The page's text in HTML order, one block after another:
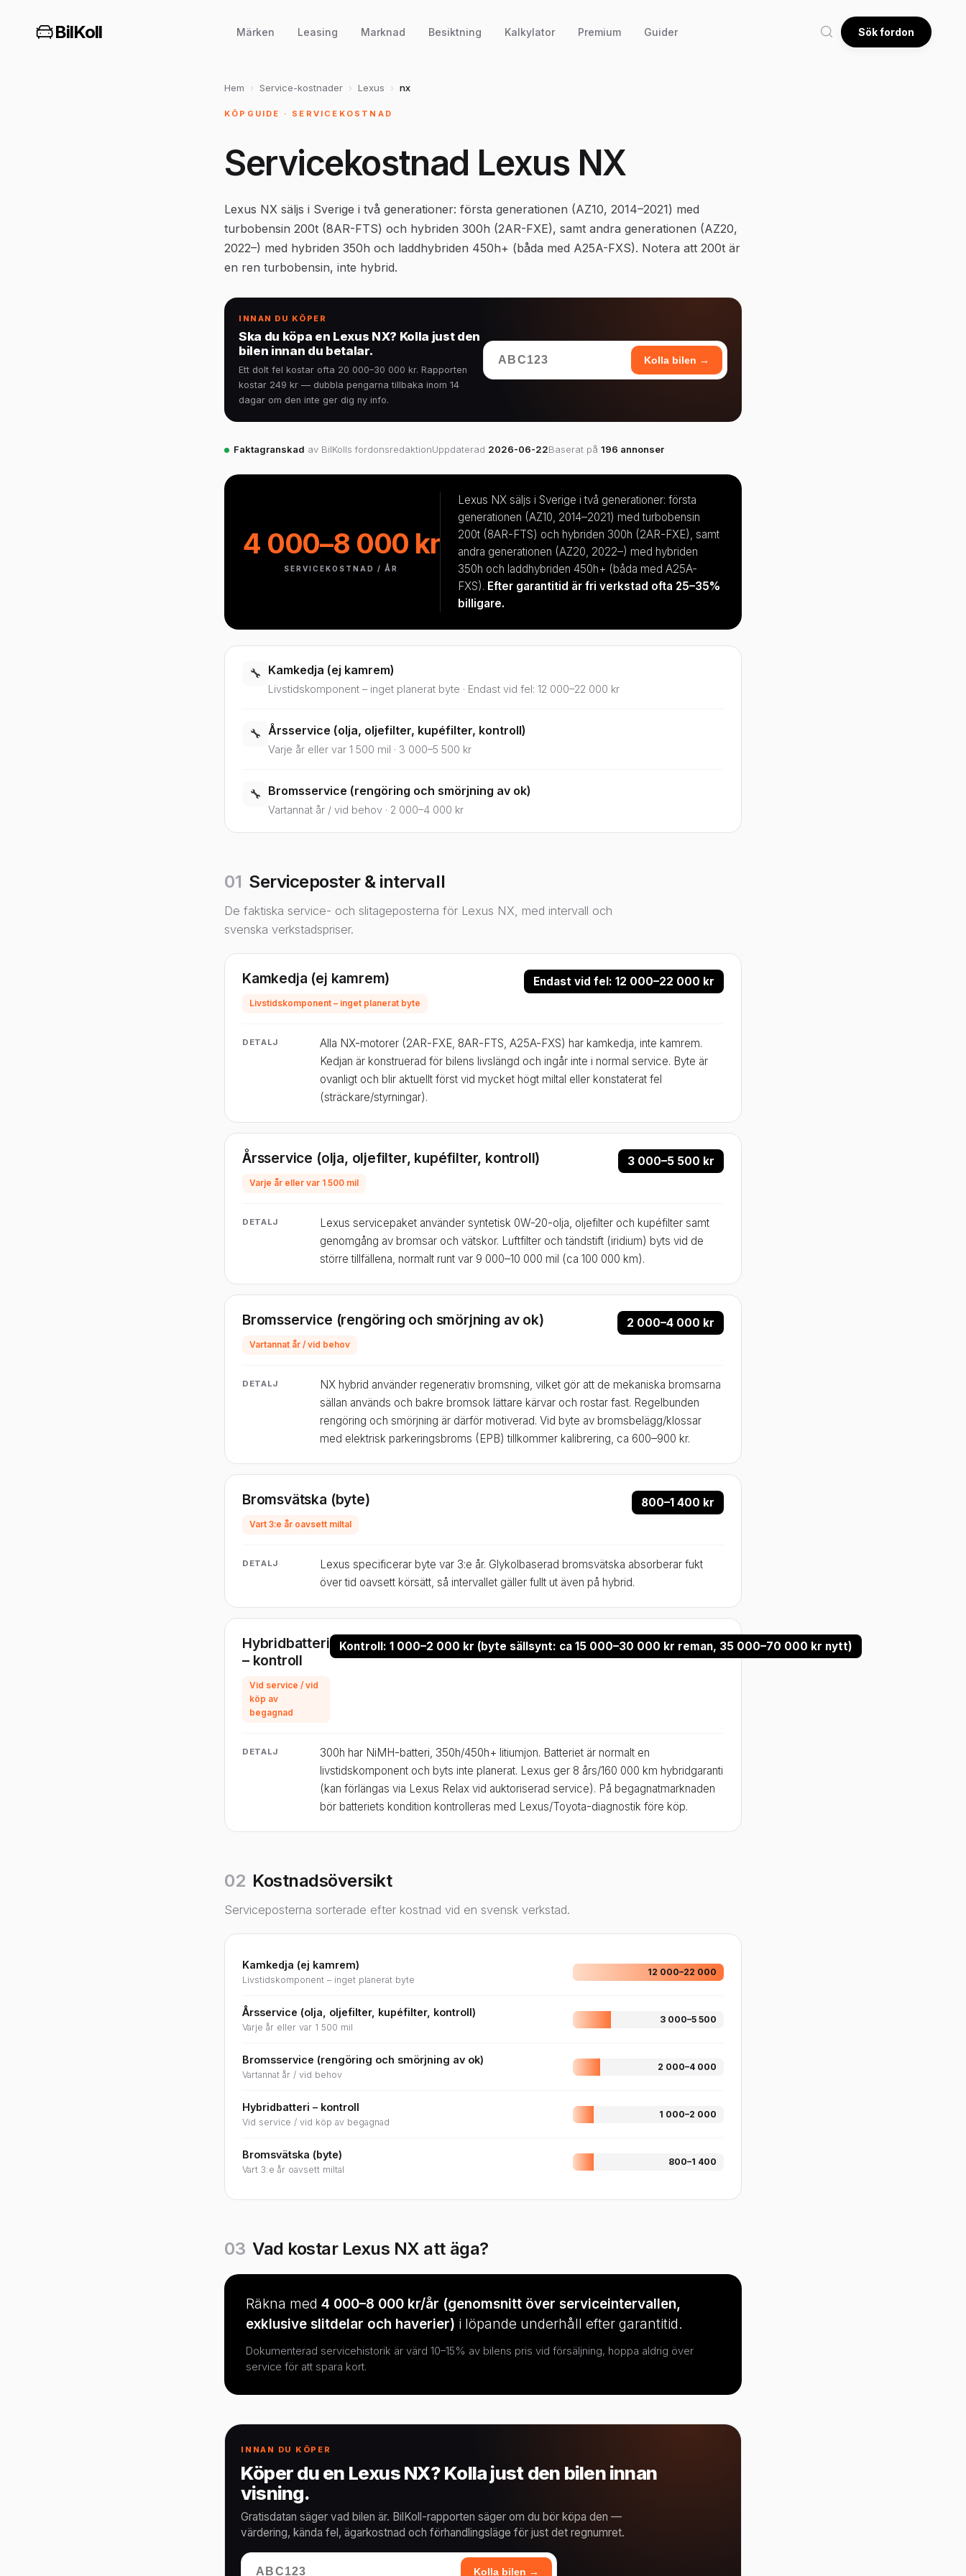
BilKoll Märken Leasing Marknad Besiktning Kalkylator Premium Guider Sök fordon
Hem › Service-kostnader › Lexus › nx
KÖPGUIDE · SERVICEKOSTNAD
Servicekostnad Lexus NX
Lexus NX säljs i Sverige i två generationer: första generationen (AZ10, 2014–2021) med
turbobensin 200t (8AR-FTS) och hybriden 300h (2AR-FXE), samt andra generationen (AZ20,
2022–) med hybriden 350h och laddhybriden 450h+ (båda med A25A-FXS). Notera att 200t är
en ren turbobensin, inte hybrid.
INNAN DU KÖPER
Ska du köpa en Lexus NX? Kolla just den
bilen innan du betalar.
Ett dolt fel kostar ofta 20 000–30 000 kr. Rapporten
kostar 249 kr — dubbla pengarna tillbaka inom 14
dagar om den inte ger dig ny info.
Kolla bilen →
Faktagranskad av BilKolls fordonsredaktionUppdaterad 2026-06-22Baserat på 196 annonser
4 000–8 000 kr
SERVICEKOSTNAD / ÅR
Lexus NX säljs i Sverige i två generationer: första
generationen (AZ10, 2014–2021) med turbobensin
200t (8AR-FTS) och hybriden 300h (2AR-FXE), samt
andra generationen (AZ20, 2022–) med hybriden
350h och laddhybriden 450h+ (båda med A25A-
FXS). Efter garantitid är fri verkstad ofta 25–35%
billigare.
🔧 Kamkedja (ej kamrem)
Livstidskomponent – inget planerat byte · Endast vid fel: 12 000–22 000 kr
🔧 Årsservice (olja, oljefilter, kupéfilter, kontroll)
Varje år eller var 1 500 mil · 3 000–5 500 kr
🔧 Bromsservice (rengöring och smörjning av ok)
Vartannat år / vid behov · 2 000–4 000 kr
01 Serviceposter & intervall
De faktiska service- och slitageposterna för Lexus NX, med intervall och
svenska verkstadspriser.
Kamkedja (ej kamrem)
Livstidskomponent – inget planerat byte
Endast vid fel: 12 000–22 000 kr
DETALJ
Alla NX-motorer (2AR-FXE, 8AR-FTS, A25A-FXS) har kamkedja, inte kamrem.
Kedjan är konstruerad för bilens livslängd och ingår inte i normal service. Byte är
ovanligt och blir aktuellt först vid mycket högt miltal eller konstaterat fel
(sträckare/styrningar).
Årsservice (olja, oljefilter, kupéfilter, kontroll)
Varje år eller var 1 500 mil
3 000–5 500 kr
DETALJ
Lexus servicepaket använder syntetisk 0W-20-olja, oljefilter och kupéfilter samt
genomgång av bromsar och vätskor. Luftfilter och tändstift (iridium) byts vid de
större tillfällena, normalt runt var 9 000–10 000 mil (ca 100 000 km).
Bromsservice (rengöring och smörjning av ok)
Vartannat år / vid behov
2 000–4 000 kr
DETALJ
NX hybrid använder regenerativ bromsning, vilket gör att de mekaniska bromsarna
sällan används och bakre bromsok lättare kärvar och rostar fast. Regelbunden
rengöring och smörjning är därför motiverad. Vid byte av bromsbelägg/klossar
med elektrisk parkeringsbroms (EPB) tillkommer kalibrering, ca 600–900 kr.
Bromsvätska (byte)
Vart 3:e år oavsett miltal
800–1 400 kr
DETALJ
Lexus specificerar byte var 3:e år. Glykolbaserad bromsvätska absorberar fukt
över tid oavsett körsätt, så intervallet gäller fullt ut även på hybrid.
Hybridbatteri
– kontroll
Vid service / vid
köp av
begagnad
Kontroll: 1 000–2 000 kr (byte sällsynt: ca 15 000–30 000 kr reman, 35 000–70 000 kr nytt)
DETALJ
300h har NiMH-batteri, 350h/450h+ litiumjon. Batteriet är normalt en
livstidskomponent och byts inte planerat. Lexus ger 8 års/160 000 km hybridgaranti
(kan förlängas via Lexus Relax vid auktoriserad service). På begagnatmarknaden
bör batteriets kondition kontrolleras med Lexus/Toyota-diagnostik före köp.
02 Kostnadsöversikt
Serviceposterna sorterade efter kostnad vid en svensk verkstad.
Kamkedja (ej kamrem)
Livstidskomponent – inget planerat byte
12 000–22 000
Årsservice (olja, oljefilter, kupéfilter, kontroll)
Varje år eller var 1 500 mil
3 000–5 500
Bromsservice (rengöring och smörjning av ok)
Vartannat år / vid behov
2 000–4 000
Hybridbatteri – kontroll
Vid service / vid köp av begagnad
1 000–2 000
Bromsvätska (byte)
Vart 3:e år oavsett miltal
800–1 400
03 Vad kostar Lexus NX att äga?
Räkna med 4 000–8 000 kr/år (genomsnitt över serviceintervallen,
exklusive slitdelar och haverier) i löpande underhåll efter garantitid.
Dokumenterad servicehistorik är värd 10–15% av bilens pris vid försäljning, hoppa aldrig över
service för att spara kort.
INNAN DU KÖPER
Köper du en Lexus NX? Kolla just den bilen innan
visning.
Gratisdatan säger vad bilen är. BilKoll-rapporten säger om du bör köpa den —
värdering, kända fel, ägarkostnad och förhandlingsläge för just det regnumret.
Kolla bilen →